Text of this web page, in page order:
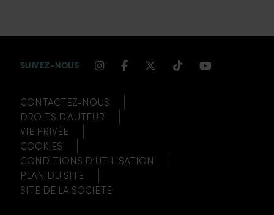
SUIVEZ-NOUS INSTAGRAM CHANNEL LINK
FACEBOOK CHANNEL LINK
TWITTER CHANNEL
TIKTOKYOUTUBE
CONTACTEZ-NOUS
DROITS D'AUTEUR
VIE PRIVÉE
COOKIES
CONDITIONS D’UTILISATION
PLAN DU SITE
SITE DE LA SOCIETE